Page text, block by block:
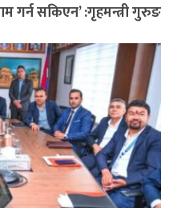
गर्न सकिएन’ :गृहमन्त्री गुरुङ